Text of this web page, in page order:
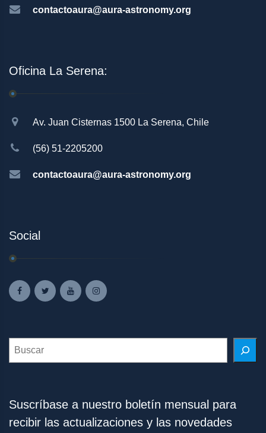
contactoaura@aura-astronomy.org
Oficina La Serena:
Av. Juan Cisternas 1500 La Serena, Chile
(56) 51-2205200
contactoaura@aura-astronomy.org
Social
Search
Suscríbase a nuestro boletín mensual para
recibir las actualizaciones y las novedades